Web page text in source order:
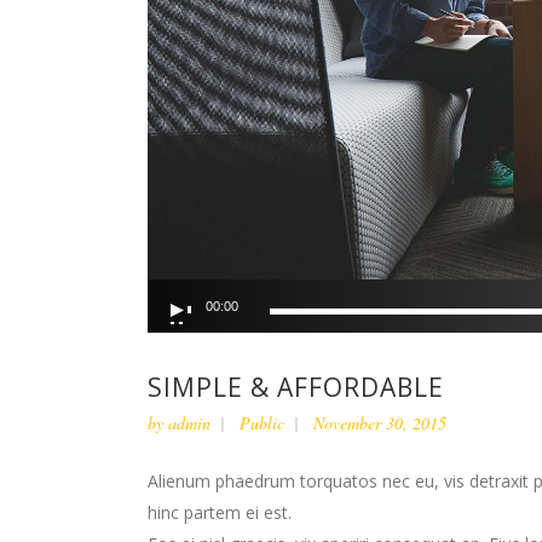
Player
00:00
SIMPLE & AFFORDABLE
by admin Public November 30, 2015
Alienum phaedrum torquatos nec eu, vis detraxit
hinc partem ei est.